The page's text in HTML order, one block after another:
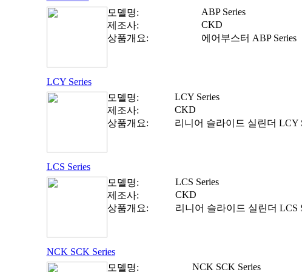
모델명:
ABP Series
제조사:
CKD
상품개요:
에어부스터 ABP Series
LCY Series
모델명:
LCY Series
제조사:
CKD
상품개요:
리니어 슬라이드 실린더 LCY
LCS Series
모델명:
LCS Series
제조사:
CKD
상품개요:
리니어 슬라이드 실린더 LCS
NCK SCK Series
모델명:
NCK SCK Series